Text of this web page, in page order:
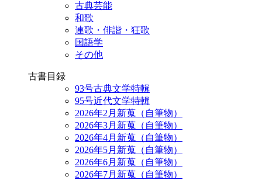
古典芸能
和歌
連歌・俳諧・狂歌
国語学
その他
古書目録
93号古典文学特輯
95号近代文学特輯
2026年2月新蒐（自筆物）
2026年3月新蒐（自筆物）
2026年4月新蒐（自筆物）
2026年5月新蒐（自筆物）
2026年6月新蒐（自筆物）
2026年7月新蒐（自筆物）